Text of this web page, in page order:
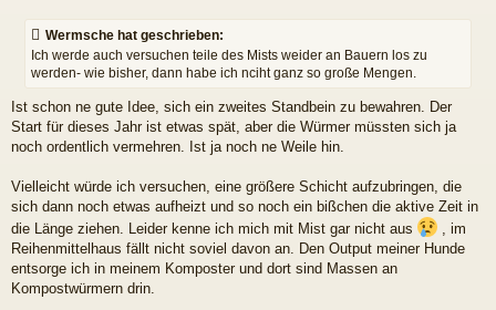
g
Wermsche hat geschrieben:
Ich werde auch versuchen teile des Mists weider an Bauern los zu
werden- wie bisher, dann habe ich nciht ganz so große Mengen.
Ist schon ne gute Idee, sich ein zweites Standbein zu bewahren. Der
Start für dieses Jahr ist etwas spät, aber die Würmer müssten sich ja
noch ordentlich vermehren. Ist ja noch ne Weile hin.
Vielleicht würde ich versuchen, eine größere Schicht aufzubringen, die
sich dann noch etwas aufheizt und so noch ein bißchen die aktive Zeit in
die Länge ziehen. Leider kenne ich mich mit Mist gar nicht aus
, im
Reihenmittelhaus fällt nicht soviel davon an. Den Output meiner Hunde
entsorge ich in meinem Komposter und dort sind Massen an
Kompostwürmern drin.